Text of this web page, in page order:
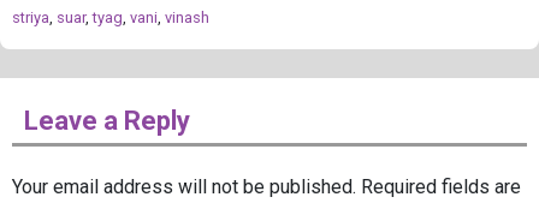
striya, suar,tyag, vani, vinash
Leave a Reply
Your email address will not be published. Required fields are